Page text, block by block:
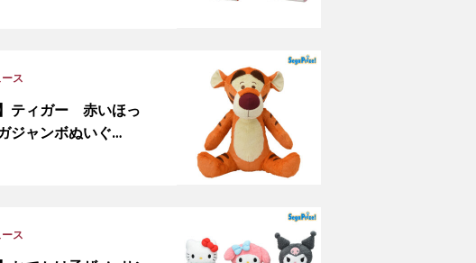
ス
】ティガー 赤いほっ
ジャンボぬいぐ…
ス